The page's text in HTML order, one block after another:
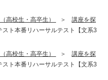
高校生・高卒生）
講座を探
スト本番リハーサルテスト【文系3
高校生・高卒生）
講座を探
スト本番リハーサルテスト【文系3